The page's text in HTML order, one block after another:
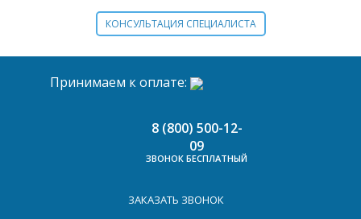
КОНСУЛЬТАЦИЯ СПЕЦИАЛИСТА
Принимаем к оплате:
8 (800) 500-12-
09
ЗВОНОК БЕСПЛАТНЫЙ
ЗАКАЗАТЬ ЗВОНОК